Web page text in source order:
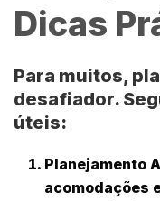
Dicas
Para muitos,
desafiador.
úteis:
Planejamento
acomodações